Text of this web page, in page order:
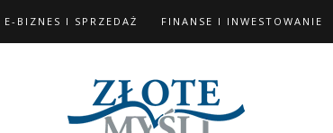
E-BIZNES I SPRZEDAŻ FINANSE I INWESTOWANIE